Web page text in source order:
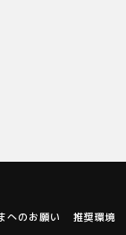
へのお願い 推奨環境